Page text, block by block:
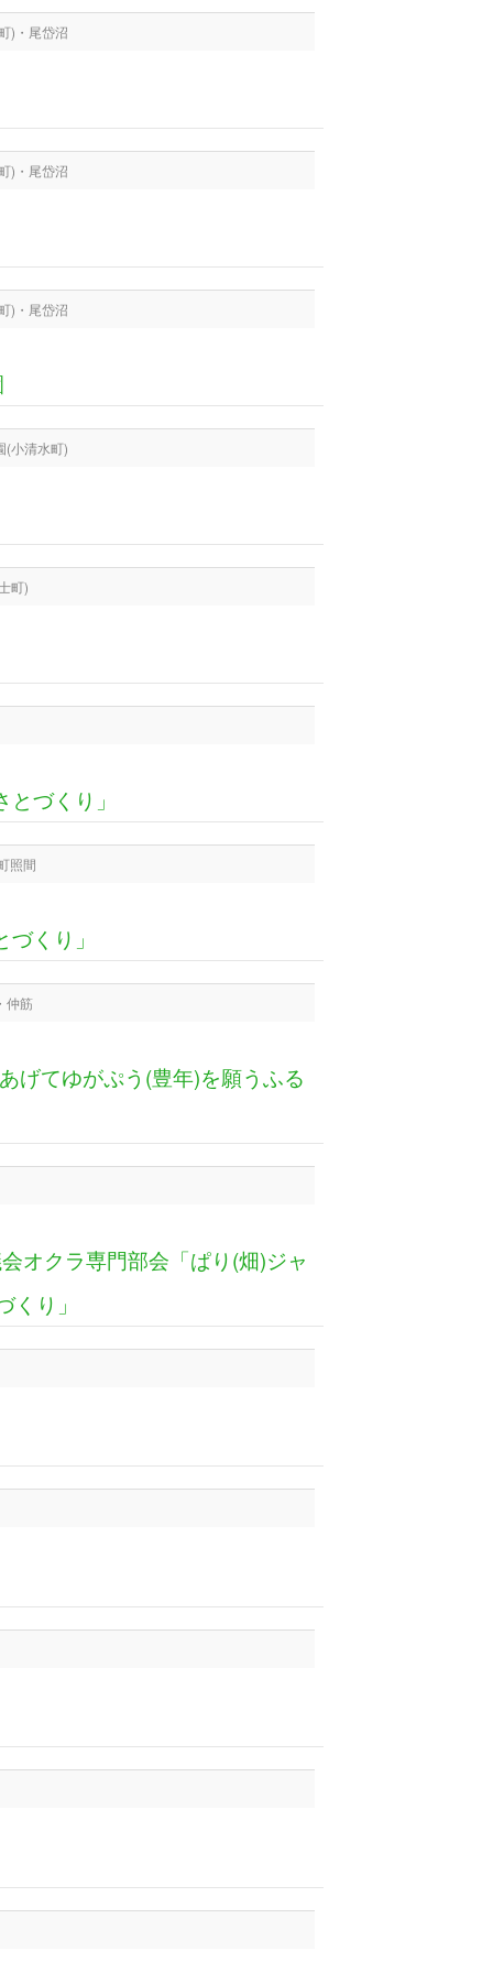
)・尾岱沼
)・尾岱沼
)・尾岱沼
(小清水町)
町)
づくり」
照間
くり」
仲筋
り」